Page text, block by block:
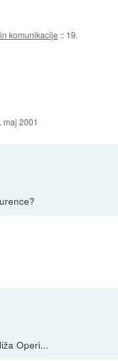
komunikacije :: 19.
maj 2001
Operi...